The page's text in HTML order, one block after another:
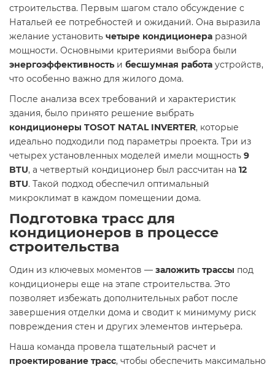
строительства. Первым шагом стало обсуждение с
Натальей ее потребностей и ожиданий. Она выразила
желание установить четыре кондиционера разной
мощности. Основными критериями выбора были
энергоэффективность и бесшумная работа устройств,
что особенно важно для жилого дома.
После анализа всех требований и характеристик
здания, было принято решение выбрать
кондиционеры TOSOT NATAL INVERTER, которые
идеально подходили под параметры проекта. Три из
четырех установленных моделей имели мощность 9
BTU, а четвертый кондиционер был рассчитан на 12
BTU. Такой подход обеспечил оптимальный
микроклимат в каждом помещении дома.
Подготовка трасс для
кондиционеров в процессе
строительства
Один из ключевых моментов — заложить трассы под
кондиционеры еще на этапе строительства. Это
позволяет избежать дополнительных работ после
завершения отделки дома и сводит к минимуму риск
повреждения стен и других элементов интерьера.
Наша команда провела тщательный расчет и
проектирование трасс, чтобы обеспечить максимально